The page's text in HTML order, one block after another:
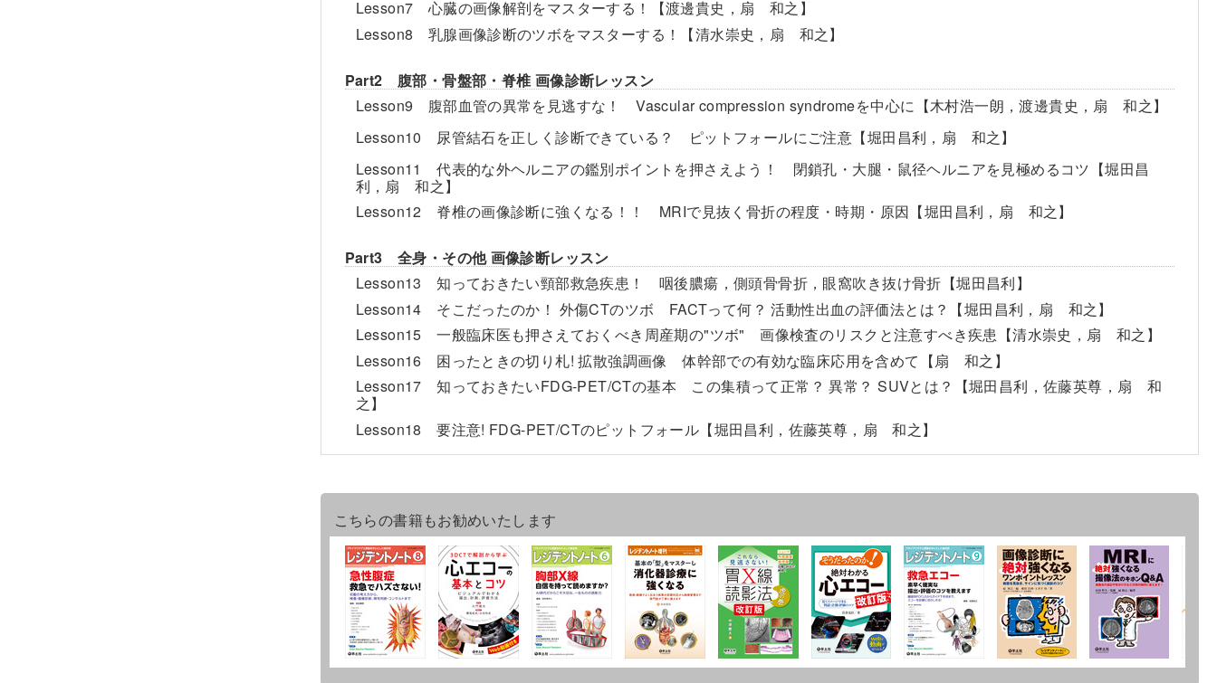
Lesson7 心臓の画像解剖をマスターする！【渡邊貴史，扇 和之】
Lesson8 乳腺画像診断のツボをマスターする！【清水崇史，扇 和之】
Part2 腹部・骨盤部・脊椎 画像診断レッスン
Lesson9 腹部血管の異常を見逃すな！ Vascular compression syndromeを中心に【木村浩一朗，渡邊貴史，扇 和之】
Lesson10 尿管結石を正しく診断できている？ ピットフォールにご注意【堀田昌利，扇 和之】
Lesson11 代表的な外ヘルニアの鑑別ポイントを押さえよう！ 閉鎖孔・大腿・鼠径ヘルニアを見極めるコツ【堀田昌
利，扇 和之】
Lesson12 脊椎の画像診断に強くなる！！ MRIで見抜く骨折の程度・時期・原因【堀田昌利，扇 和之】
Part3 全身・その他 画像診断レッスン
Lesson13 知っておきたい頸部救急疾患！ 咽後膿瘍，側頭骨骨折，眼窩吹き抜け骨折【堀田昌利】
Lesson14 そこだったのか！ 外傷CTのツボ FACTって何？ 活動性出血の評価法とは？【堀田昌利，扇 和之】
Lesson15 一般臨床医も押さえておくべき周産期の"ツボ" 画像検査のリスクと注意すべき疾患【清水崇史，扇 和之】
Lesson16 困ったときの切り札! 拡散強調画像 体幹部での有効な臨床応用を含めて【扇 和之】
Lesson17 知っておきたいFDG-PET/CTの基本 この集積って正常？ 異常？ SUVとは？【堀田昌利，佐藤英尊，扇 和
之】
Lesson18 要注意! FDG-PET/CTのピットフォール【堀田昌利，佐藤英尊，扇 和之】
こちらの書籍もお勧めいたします